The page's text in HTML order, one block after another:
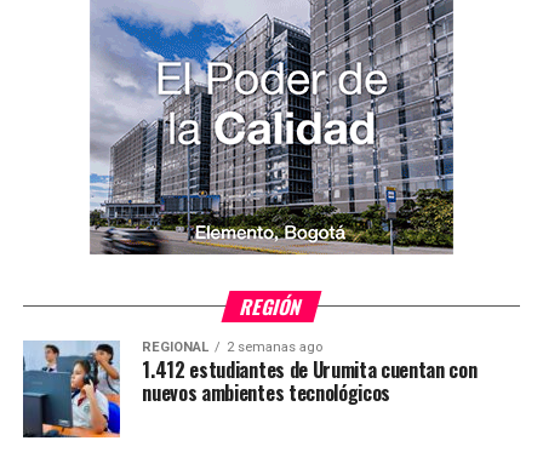
REGIÓN
REGIONAL 2 semanas ago
1.412 estudiantes de Urumita cuentan con
nuevos ambientes tecnológicos